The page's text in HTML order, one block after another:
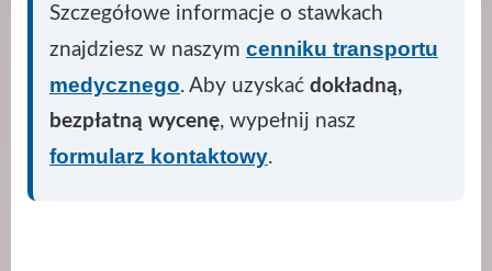
Szczegółowe informacje o stawkach
znajdziesz w naszym cenniku transportu
medycznego. Aby uzyskać dokładną,
bezpłatną wycenę, wypełnij nasz
formularz kontaktowy.